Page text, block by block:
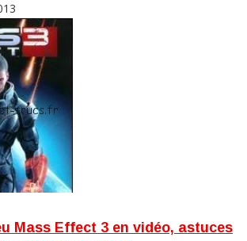
Mass Effect 3 en vidéo, astuces